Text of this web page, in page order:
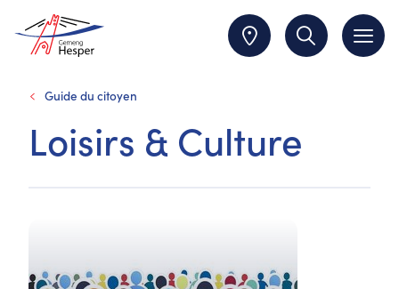
Guide du citoyen
Loisirs & Culture